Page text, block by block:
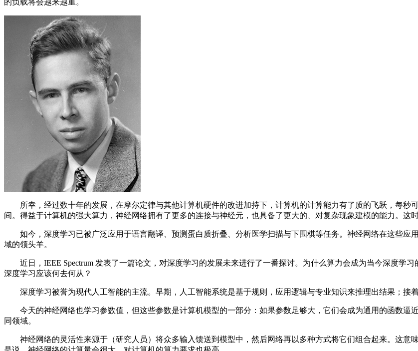
的负载将会越来越重。
所幸，经过数十年的发展，在摩尔定律与其他计算机硬件的改进加持下，计算机的计算能力有了质的飞跃，每秒
间。得益于计算机的强大算力，神经网络拥有了更多的连接与神经元，也具备了更大的、对复杂现象建模的能力。这
如今，深度学习已被广泛应用于语言翻译、预测蛋白质折叠、分析医学扫描与下围棋等任务。神经网络在这些应
域的领头羊。
近日，IEEE Spectrum 发表了一篇论文，对深度学习的发展未来进行了一番探讨。为什么算力会成为当今深度学习
深度学习应该何去何从？
深度学习被誉为现代人工智能的主流。早期，人工智能系统是基于规则，应用逻辑与专业知识来推理出结果；接
今天的神经网络也学习参数值，但这些参数是计算机模型的一部分：如果参数足够大，它们会成为通用的函数逼
同领域。
神经网络的灵活性来源于（研究人员）将众多输入馈送到模型中，然后网络再以多种方式将它们组合起来。这意